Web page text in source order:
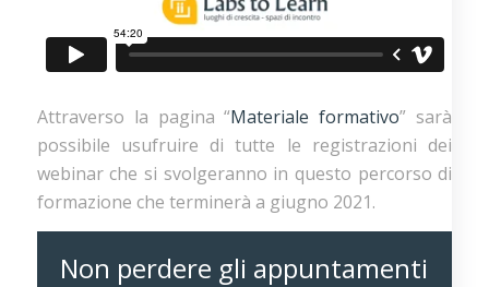
Attraverso la pagina “Materiale formativo” sarà
possibile usufruire di tutte le registrazioni dei
webinar che si svolgeranno in questo percorso di
formazione che terminerà a giugno 2021.
Non perdere gli appuntamenti